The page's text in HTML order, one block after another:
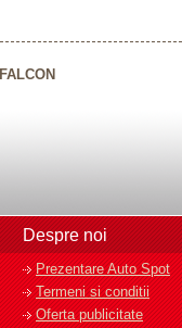
FALCON
Despre noi
Prezentare Auto Spot
Termeni si conditii
Oferta publicitate